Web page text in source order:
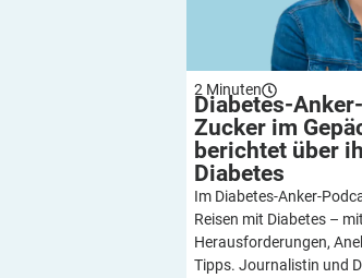
2 Minuten
Diabetes-
Zucker im
berichtet über
Diabetes
Im Diabetes-Anker-
Reisen mit Diabetes –
Herausforderungen,
Tipps. Journalistin und